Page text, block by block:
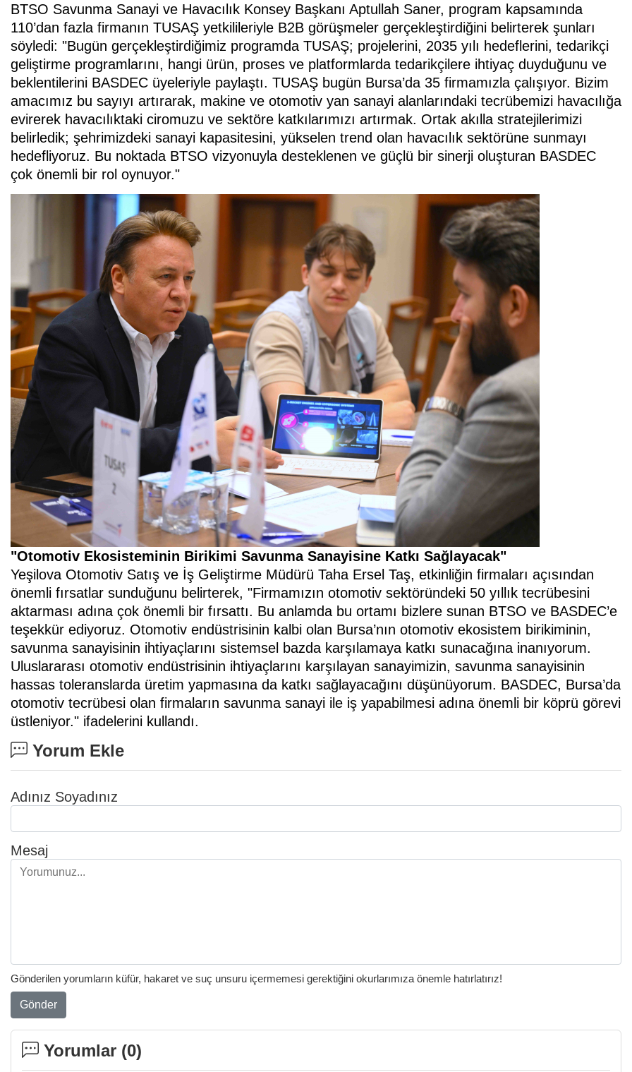
BTSO Savunma Sanayi ve Havacılık Konsey Başkanı Aptullah Saner, program kapsamında
110’dan fazla firmanın TUSAŞ yetkilileriyle B2B görüşmeler gerçekleştirdiğini belirterek şunları
söyledi: "Bugün gerçekleştirdiğimiz programda TUSAŞ; projelerini, 2035 yılı hedeflerini, tedarikçi
geliştirme programlarını, hangi ürün, proses ve platformlarda tedarikçilere ihtiyaç duyduğunu ve
beklentilerini BASDEC üyeleriyle paylaştı. TUSAŞ bugün Bursa’da 35 firmamızla çalışıyor. Bizim
amacımız bu sayıyı artırarak, makine ve otomotiv yan sanayi alanlarındaki tecrübemizi havacılığa
evirerek havacılıktaki ciromuzu ve sektöre katkılarımızı artırmak. Ortak akılla stratejilerimizi
belirledik; şehrimizdeki sanayi kapasitesini, yükselen trend olan havacılık sektörüne sunmayı
hedefliyoruz. Bu noktada BTSO vizyonuyla desteklenen ve güçlü bir sinerji oluşturan BASDEC
çok önemli bir rol oynuyor."
"Otomotiv Ekosisteminin Birikimi Savunma Sanayisine Katkı Sağlayacak"
Yeşilova Otomotiv Satış ve İş Geliştirme Müdürü Taha Ersel Taş, etkinliğin firmaları açısından
önemli fırsatlar sunduğunu belirterek, "Firmamızın otomotiv sektöründeki 50 yıllık tecrübesini
aktarması adına çok önemli bir fırsattı. Bu anlamda bu ortamı bizlere sunan BTSO ve BASDEC’e
teşekkür ediyoruz. Otomotiv endüstrisinin kalbi olan Bursa’nın otomotiv ekosistem birikiminin,
savunma sanayisinin ihtiyaçlarını sistemsel bazda karşılamaya katkı sunacağına inanıyorum.
Uluslararası otomotiv endüstrisinin ihtiyaçlarını karşılayan sanayimizin, savunma sanayisinin
hassas toleranslarda üretim yapmasına da katkı sağlayacağını düşünüyorum. BASDEC, Bursa’da
otomotiv tecrübesi olan firmaların savunma sanayi ile iş yapabilmesi adına önemli bir köprü görevi
üstleniyor." ifadelerini kullandı.
Yorum Ekle
Adınız Soyadınız
Mesaj
Gönderilen yorumların küfür, hakaret ve suç unsuru içermemesi gerektiğini okurlarımıza önemle hatırlatırız!
Gönder
Yorumlar (0)